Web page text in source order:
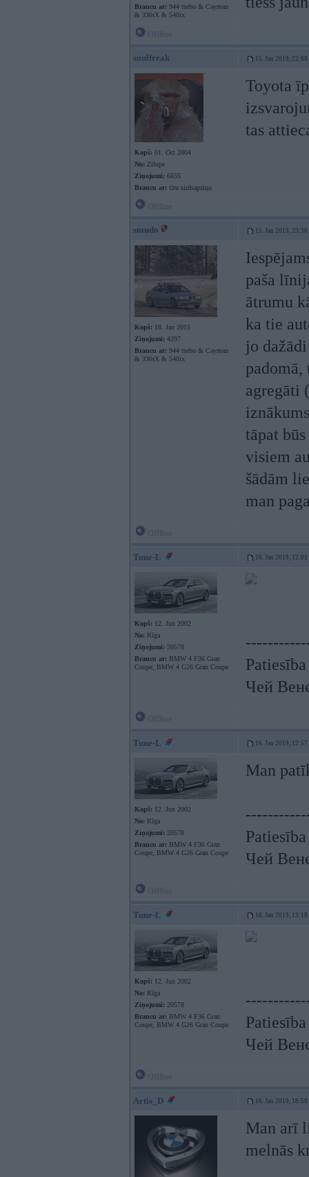
Braucu ar: 944 turbo & Cayman
& 330iX & 540ix
soulfreak 15. Jan 2019, 22:08
Kopš: 01. Oct 2004
No: Zilupe
Ziņojumi: 6655
Braucu ar: tīru sirdsapziņu
Toyota
tas
smudo 15. Jan 2019, 23:30
Kopš: 18. Jan 2015
Ziņojumi: 4297
Braucu ar: 944 turbo & Cayman
& 330iX & 540ix
paša
ātrumu
ka tie
jo
agregāti
tāpat
visiem
šādām
man
Tune-L 16. Jan 2019, 12:01
Kopš: 12. Jun 2002
No: Rīga
Ziņojumi: 20578
Braucu ar: BMW 4 F36 Gran
Coupe, BMW 4 G26 Gran Coupe
Чей
Tune-L 16. Jan 2019, 12:57
Kopš: 12. Jun 2002
No: Rīga
Ziņojumi: 20578
Braucu ar: BMW 4 F36 Gran
Coupe, BMW 4 G26 Gran Coupe
Man
Чей
Tune-L 16. Jan 2019, 13:18
Kopš: 12. Jun 2002
No: Rīga
Ziņojumi: 20578
Braucu ar: BMW 4 F36 Gran
Coupe, BMW 4 G26 Gran Coupe
Чей
Artis_D 16. Jan 2019, 18:58
Man arī
melnās